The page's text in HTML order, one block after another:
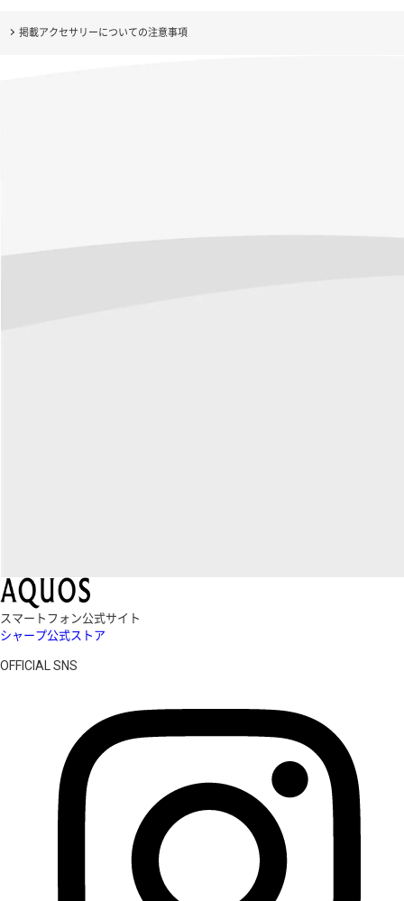
掲載アクセサリーについての注意事項
スマートフォン公式サイト
シャープ公式ストア
OFFICIAL SNS